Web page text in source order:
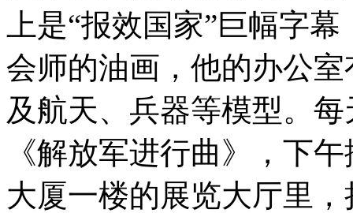
上是“报效国家”巨幅字
会师的油画，他的办公
及航天、兵器等模型。
《解放军进行曲》，下
大厦一楼的展览大厅里